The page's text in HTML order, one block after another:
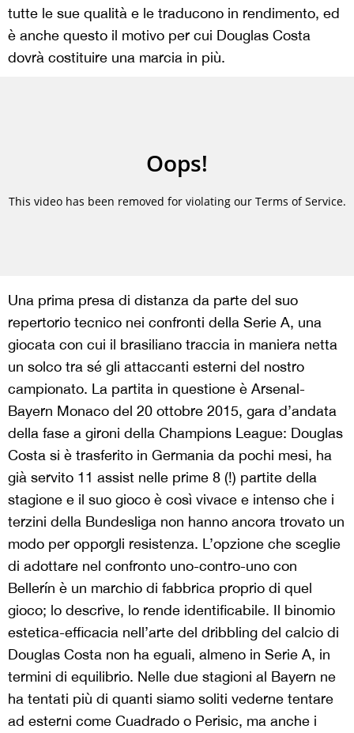
tutte le sue qualità e le traducono in rendimento, ed
è anche questo il motivo per cui Douglas Costa
dovrà costituire una marcia in più.
Una prima presa di distanza da parte del suo
repertorio tecnico nei confronti della Serie A, una
giocata con cui il brasiliano traccia in maniera netta
un solco tra sé gli attaccanti esterni del nostro
campionato. La partita in questione è Arsenal-
Bayern Monaco del 20 ottobre 2015, gara d’andata
della fase a gironi della Champions League: Douglas
Costa si è trasferito in Germania da pochi mesi, ha
già servito 11 assist nelle prime 8 (!) partite della
stagione e il suo gioco è così vivace e intenso che i
terzini della Bundesliga non hanno ancora trovato un
modo per opporgli resistenza. L’opzione che sceglie
di adottare nel confronto uno-contro-uno con
Bellerín è un marchio di fabbrica proprio di quel
gioco; lo descrive, lo rende identificabile. Il binomio
estetica-efficacia nell’arte del dribbling del calcio di
Douglas Costa non ha eguali, almeno in Serie A, in
termini di equilibrio. Nelle due stagioni al Bayern ne
ha tentati più di quanti siamo soliti vederne tentare
ad esterni come Cuadrado o Perisic, ma anche i